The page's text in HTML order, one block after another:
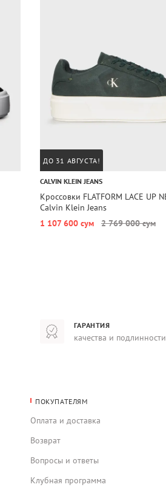
ДО 31 АВГУСТА!
CALVIN KLEIN JEANS
Кроссовки FLATFORM LACE UP
Calvin Klein Jeans
1 107 600 сум
2 769 000 сум
ГАРАНТИЯ
качества и подлинности
ПОКУПАТЕЛЯМ
Оплата и доставка
Возврат
Вопросы и ответы
Клубная программа